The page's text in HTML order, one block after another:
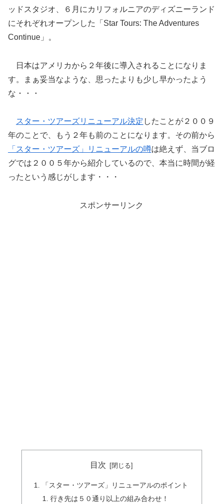
ッドスタジオ、６月にカリフォルニアのディズニーランド
にそれぞれオープンした「Star Tours: The Adventures
Continue」。
日本はアメリカから２年後に導入されることになりま
す。まぁ妥当なような、思ったよりも少し早かったよう
な・・・
スター・ツアーズリニューアル決定 したことが２００９
年のことで、もう２年も前のことになります。その前から
「スター・ツアーズ」リニューアルの噂は絶えず、当ブロ
グでは２００５年から紹介しているので、本当に時間が経
ったという感じがします・・・
スポンサーリンク
目次
「スター・ツアーズ」リニューアルのポイント
行き先は５０通り以上の組み合わせ！